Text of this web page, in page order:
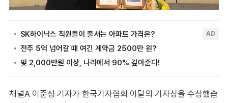
채널A 이준성 기자가 한국기자협회 이달의 기자상을 수상했습